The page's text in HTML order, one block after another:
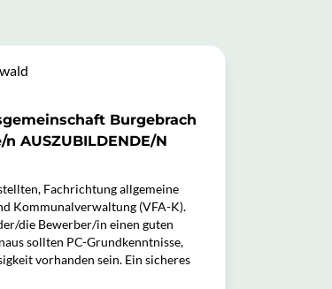
Burgebrach
AUSZUBILDENDE/N
Fachrichtung allgemeine
Kommunalverwaltung (VFA-K).
die Bewerber/in einen guten
sollten PC-Grundkenntnisse,
vorhanden sein. Ein sicheres